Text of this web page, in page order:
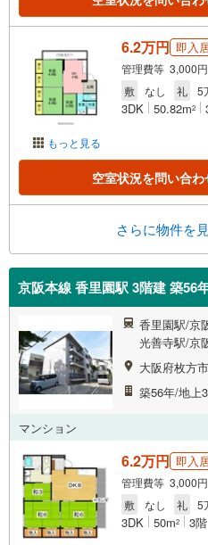
もっと見る
6.2万円 即入
管理費等 3,000円
敷
なし 礼 5
3DK 50.82m2
空室状況を問い合わ
さらに物件を
京阪本線 香里園駅 3階建 築56
香里園駅/京
光善寺駅/京
大阪府枚方
築56年/地上
マンション
6.2万円 即入
管理費等 3,000円
敷
なし 礼 5
3DK 50m2 3階